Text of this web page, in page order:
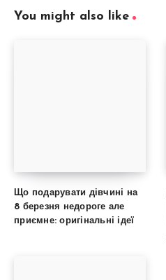
You might also like
Що подарувати дівчині на
8 березня недороге але
приємне: оригінальні ідеї